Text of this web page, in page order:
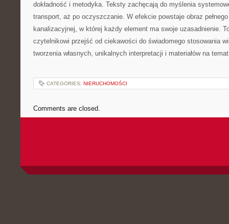
dokładność i metodyka. Teksty zachęcają do myślenia
transport, aż po oczyszczanie. W efekcie powstaje obraz
kanalizacyjnej, w której każdy element ma swoje uzasadnienie.
czytelnikowi przejść od ciekawości do świadomego stosowania
tworzenia własnych, unikalnych interpretacji i materiałów na
CATEGORIES: NIERUCHOMOŚCI
Comments are closed.